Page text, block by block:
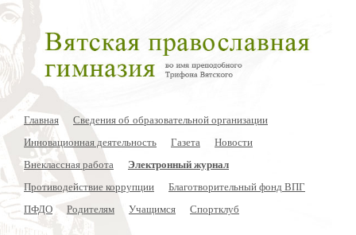
Главная
Сведения об образовательной организации
Инновационная деятельность
Газета
Новости
Внеклассная работа
Электронный журнал
Противодействие коррупции
Благотворительный фонд ВПГ
ПФДО
Родителям Учащимся Спортклуб